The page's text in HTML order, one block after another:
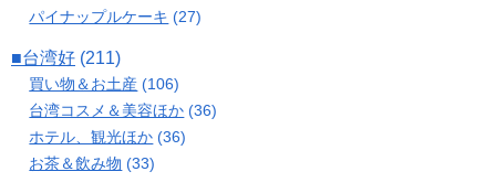
パイナップルケーキ (27)
■台湾好 (211)
買い物＆お土産 (106)
台湾コスメ＆美容ほか (36)
ホテル、観光ほか (36)
お茶＆飲み物 (33)